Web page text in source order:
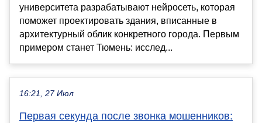
университета разрабатывают нейросеть, которая
поможет проектировать здания, вписанные в
архитектурный облик конкретного города. Первым
примером станет Тюмень: исслед...
16:21, 27 Июл
Первая секунда после звонка мошенников: